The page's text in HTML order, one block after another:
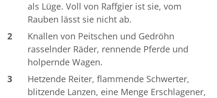
als Lüge. Voll von Raffgier ist sie, vom
Rauben lässt sie nicht ab.
2
Knallen von Peitschen und Gedröhn
rasselnder Räder, rennende Pferde und
holpernde Wagen.
3
Hetzende Reiter, flammende Schwerter,
blitzende Lanzen, eine Menge Erschlagener,